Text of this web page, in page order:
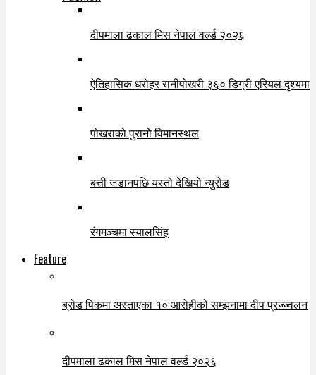
दीपमाला ढकाल मिस नेपाल वर्ल्ड २०२६
ऐतिहासिक धरोहर रानीपोखरी ३६० डिग्री एरियल दृश्यमा
पोखराको पुरानो विमानस्थल
बत्ती जडानपछि यस्तो देखियो न्युरोड
रंगमञ्चमा स्यालसिंह
Feature
ब्रोड पिकमा अस्ताएका १० आरोहीको सम्झनामा दीप प्रज्ज्वलन
दीपमाला ढकाल मिस नेपाल वर्ल्ड २०२६